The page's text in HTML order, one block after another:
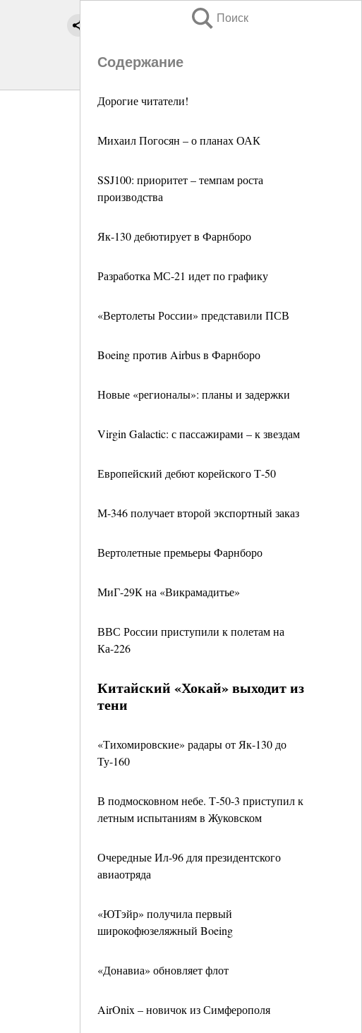
Поиск
Содержание
Дорогие читатели!
Михаил Погосян – о планах ОАК
SSJ100: приоритет – темпам роста
производства
Як-130 дебютирует в Фарнборо
Разработка МС-21 идет по графику
«Вертолеты России» представили ПСВ
Boeing против Airbus в Фарнборо
Новые «регионалы»: планы и задержки
Virgin Galactic: с пассажирами – к звездам
Европейский дебют корейского Т-50
М-346 получает второй экспортный заказ
Вертолетные премьеры Фарнборо
МиГ-29К на «Викрамадитье»
ВВС России приступили к полетам на
Ка-226
Китайский «Хокай» выходит из
тени
«Тихомировские» радары от Як-130 до
Ту-160
В подмосковном небе. Т-50-3 приступил к
летным испытаниям в Жуковском
Очередные Ил-96 для президентского
авиаотряда
«ЮТэйр» получила первый
широкофюзеляжный Boeing
«Донавиа» обновляет флот
AirOnix – новичок из Симферополя